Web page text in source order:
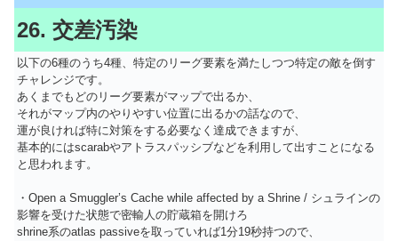
26. 交差汚染
以下の6種のうち4種、特定のリーグ要素を満たしつつ特定の敵を倒す
チャレンジです。
あくまでもどのリーグ要素がマップで出るか、
それがマップ内のやりやすい位置に出るかの話なので、
運が良ければ特に対策をする必要なく達成できますが、
基本的にはscarabやアトラスパッシブなどを利用して出すことになる
と思われます。
・Open a Smuggler’s Cache while affected by a Shrine / シュラインの
影響を受けた状態で密輸人の貯蔵箱を開けろ
shrine系のatlas passiveを取っていれば1分19秒持つので、